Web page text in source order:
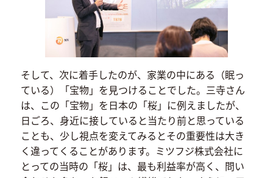
そして、次に着手したのが、家業の中にある（眠っ
ている）「宝物」を見つけることでした。三寺さん
は、この「宝物」を日本の「桜」に例えましたが、
日ごろ、身近に接していると当たり前と思っている
ことも、少し視点を変えてみるとその重要性は大き
く違ってくることがあります。ミツフジ株式会社に
とっての当時の「桜」は、最も利益率が高く、問い